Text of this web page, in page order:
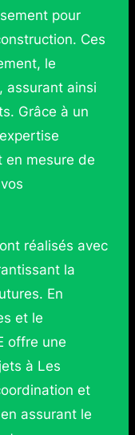
pour
Ces
le
assurant ainsi
Grâce à un
en mesure de
réalisés avec
la
En
et le
offre une
à Les
et
assurant le